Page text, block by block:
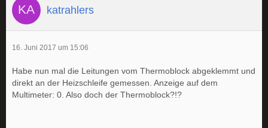
katrahlers
16. Juni 2017 um 15:06
Habe nun mal die Leitungen vom Thermoblock abgeklemmt und
direkt an der Heizschleife gemessen. Anzeige auf dem
Multimeter: 0. Also doch der Thermoblock?!?